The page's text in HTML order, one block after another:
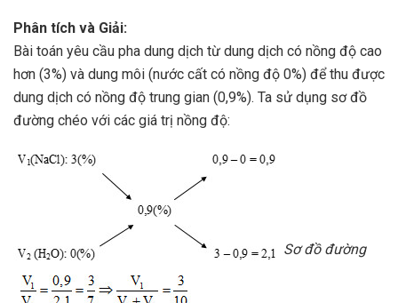
Phân tích và Giải:
Bài toán yêu cầu pha dung dịch từ dung dịch có nồng độ cao
hơn (3%) và dung môi (nước cất có nồng độ 0%) để thu được
dung dịch có nồng độ trung gian (0,9%). Ta sử dụng sơ đồ
đường chéo với các giá trị nồng độ:
Sơ đồ đường